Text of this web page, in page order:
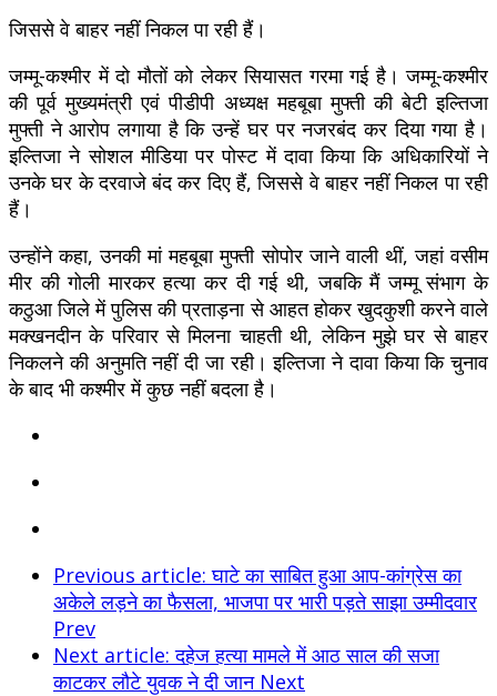
जिससे वे बाहर नहीं निकल पा रही हैं।
जम्मू-कश्मीर में दो मौतों को लेकर सियासत गरमा गई है। जम्मू-कश्मीर
की पूर्व मुख्यमंत्री एवं पीडीपी अध्यक्ष महबूबा मुफ्ती की बेटी इल्तिजा
मुफ्ती ने आरोप लगाया है कि उन्हें घर पर नजरबंद कर दिया गया है।
इल्तिजा ने सोशल मीडिया पर पोस्ट में दावा किया कि अधिकारियों ने
उनके घर के दरवाजे बंद कर दिए हैं, जिससे वे बाहर नहीं निकल पा रही
हैं।
उन्होंने कहा, उनकी मां महबूबा मुफ्ती सोपोर जाने वाली थीं, जहां वसीम
मीर की गोली मारकर हत्या कर दी गई थी, जबकि मैं जम्मू संभाग के
कठुआ जिले में पुलिस की प्रताड़ना से आहत होकर खुदकुशी करने वाले
मक्खनदीन के परिवार से मिलना चाहती थी, लेकिन मुझे घर से बाहर
निकलने की अनुमति नहीं दी जा रही। इल्तिजा ने दावा किया कि चुनाव
के बाद भी कश्मीर में कुछ नहीं बदला है।
Previous article: घाटे का साबित हुआ आप-कांग्रेस का
अकेले लड़ने का फैसला, भाजपा पर भारी पड़ते साझा उम्मीदवार
Prev
Next article: दहेज हत्या मामले में आठ साल की सजा
काटकर लौटे युवक ने दी जान Next